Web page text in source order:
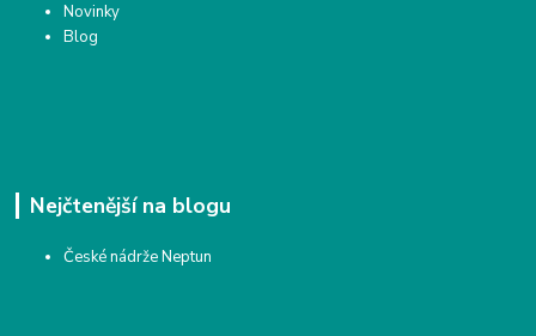
Novinky
Blog
Nejčtenější na blogu
České nádrže Neptun